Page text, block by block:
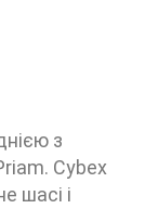
з
Cybex
шасі і